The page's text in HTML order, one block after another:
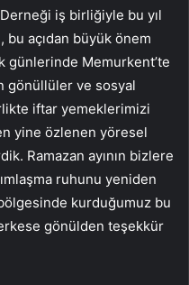
iş birliğiyle bu yıl
bu açıdan büyük önem
günlerinde Memurkent’te
gönüllüler ve sosyal
iftar yemeklerimizi
yine özlenen yöresel
Ramazan ayının bizlere
ruhunu yeniden
kurduğumuz bu
gönülden teşekkür